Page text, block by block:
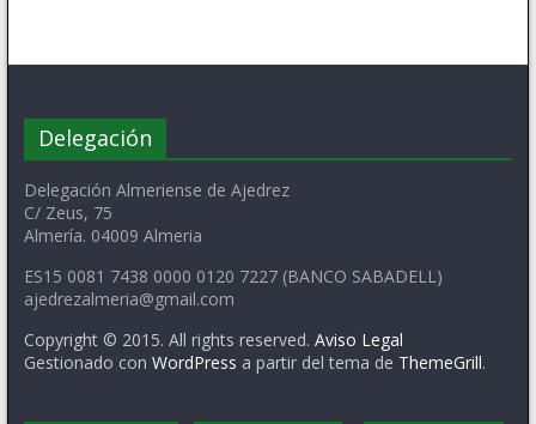
Delegación
Delegación Almeriense de Ajedrez
C/ Zeus, 75
Almería. 04009 Almeria
ES15 0081 7438 0000 0120 7227 (BANCO SABADELL)
ajedrezalmeria@gmail.com
Copyright © 2015. All rights reserved. Aviso Legal
Gestionado con WordPress a partir del tema de ThemeGrill.